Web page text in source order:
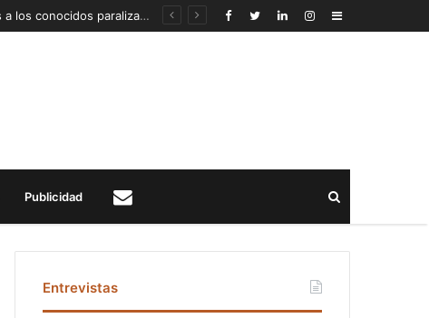
Detección de un fenómeno sísmico emergente en profundidad con riesgos diferentes a los conocidos paraliza Andes Norte Sidebar
Publicidad
Entrevistas